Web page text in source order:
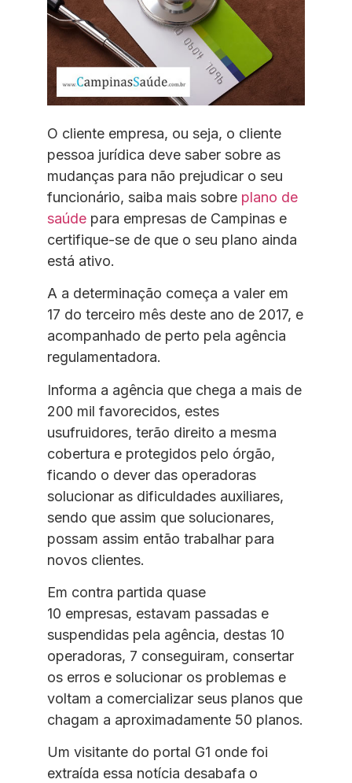
O cliente empresa, ou seja, o cliente
pessoa jurídica deve saber sobre as
mudanças para não prejudicar o seu
funcionário, saiba mais sobre plano de
saúde para empresas de Campinas e
certifique-se de que o seu plano ainda
está ativo.
A a determinação começa a valer em
17 do terceiro mês deste ano de 2017, e
acompanhado de perto pela agência
regulamentadora.
Informa a agência que chega a mais de
200 mil favorecidos, estes
usufruidores, terão direito a mesma
cobertura e protegidos pelo órgão,
ficando o dever das operadoras
solucionar as dificuldades auxiliares,
sendo que assim que solucionares,
possam assim então trabalhar para
novos clientes.
Em contra partida quase
10 empresas, estavam passadas e
suspendidas pela agência, destas 10
operadoras, 7 conseguiram, consertar
os erros e solucionar os problemas e
voltam a comercializar seus planos que
chagam a aproximadamente 50 planos.
Um visitante do portal G1 onde foi
extraída essa notícia desabafa o